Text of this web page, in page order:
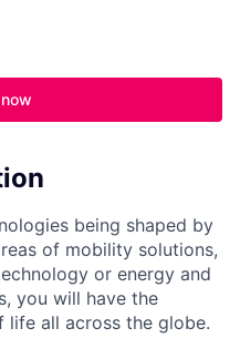
being shaped by
of mobility solutions,
or energy and
you will have the
all across the globe.